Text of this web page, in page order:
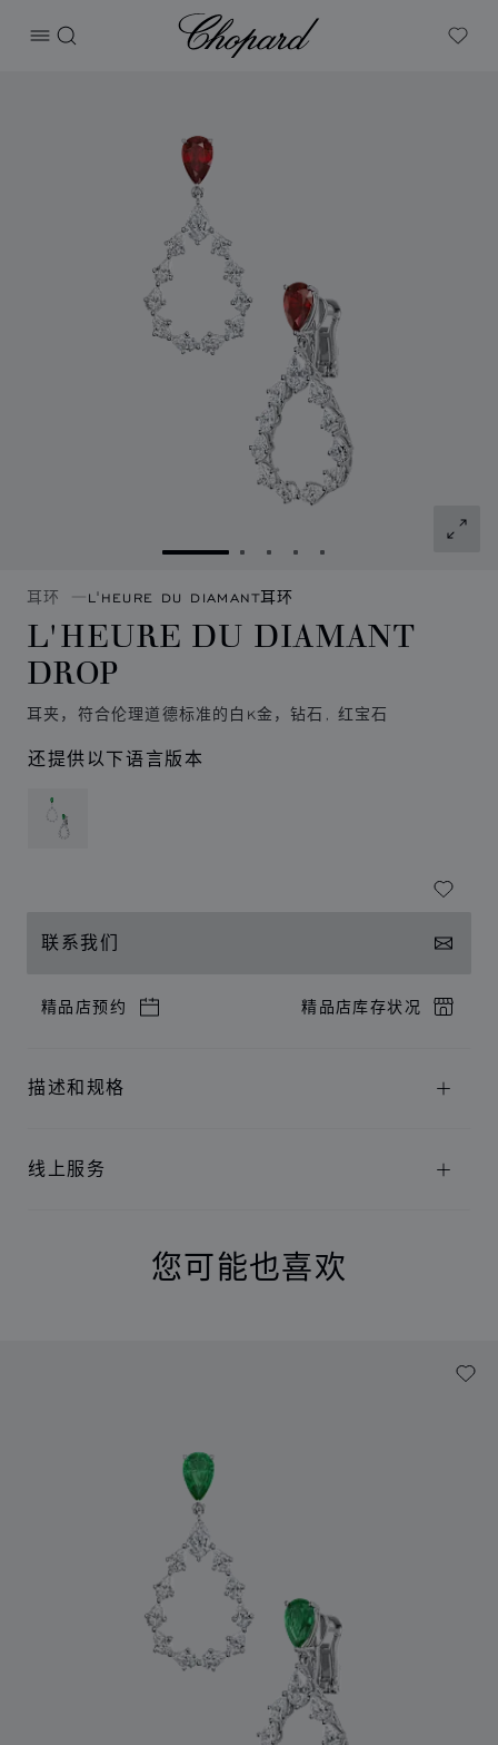
打开菜单
搜索
Chopard
My
转到幻灯片 1转到幻灯片 2
转到幻灯片 3
转到幻灯片 4
转到幻灯片 5
耳环 L'HEURE DU DIAMANT耳环
L'HEURE DU DIAMANT
DROP
耳夹，符合伦理道德标准的白K金，钻石, 红宝石
还提供以下语言版本
联系我们
精品店预约 精品店库存状况
描述和规格
线上服务
您可能也喜欢